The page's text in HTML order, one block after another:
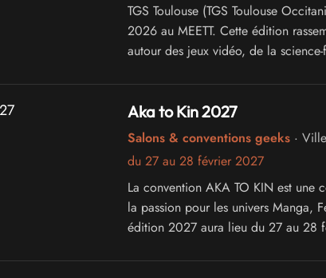
TGS Toulouse (TGS Toulouse
2026 au MEETT. Cette édition
autour des jeux vidéo, de la
Aka to Kin 2027
Salons & conventions geeks·
du 27 au 28 février 2027
La convention AKA TO KIN est
la passion pour les univers Manga,
édition 2027 aura lieu du 27 au 28